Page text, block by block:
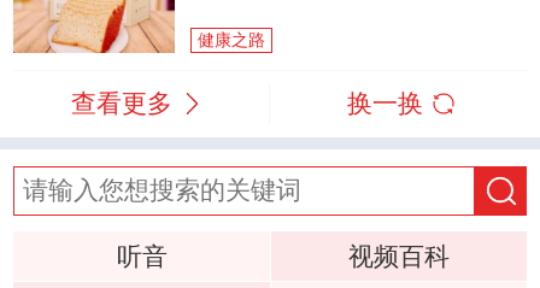
健康之路
查看更多 换一换
听音
视频百科